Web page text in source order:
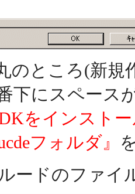
のところ(新規
下にスペース
をインスト
フォルダ』
ードのファイ